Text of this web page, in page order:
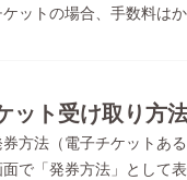
ットの場合、手数料はか
ット受け取り方
方法（電子チケットあ
で「発券方法」として